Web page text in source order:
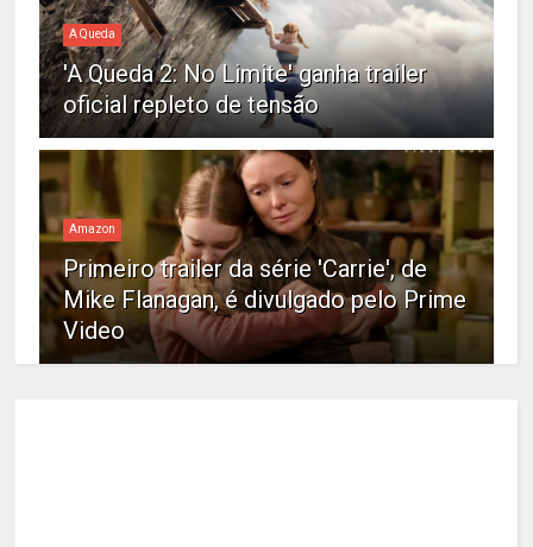
A Queda
'A Queda 2: No Limite' ganha trailer
oficial repleto de tensão
Amazon
Primeiro trailer da série 'Carrie', de
Mike Flanagan, é divulgado pelo Prime
Video